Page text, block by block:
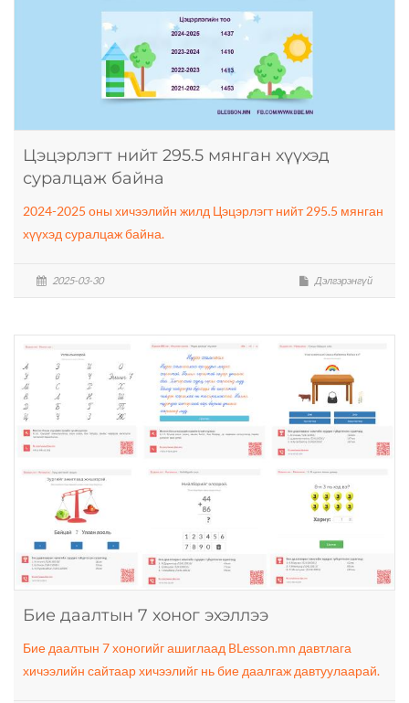
Цэцэрлэгт нийт 295.5 мянган хүүхэд
суралцаж байна
2024-2025 оны хичээлийн жилд Цэцэрлэгт нийт 295.5 мянган
хүүхэд суралцаж байна.
2025-03-30 Дэлгэрэнгүй
Бие даалтын 7 хоног эхэллээ
Бие даалтын 7 хоногийг ашиглаад BLesson.mn давтлага
хичээлийн сайтаар хичээлийг нь бие даалгаж давтуулаарай.